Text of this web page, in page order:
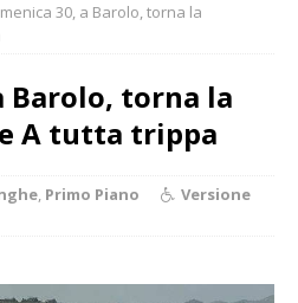
30, a Barolo, torna la
Barolo, torna la
A tutta trippa
, Primo Piano
Versione